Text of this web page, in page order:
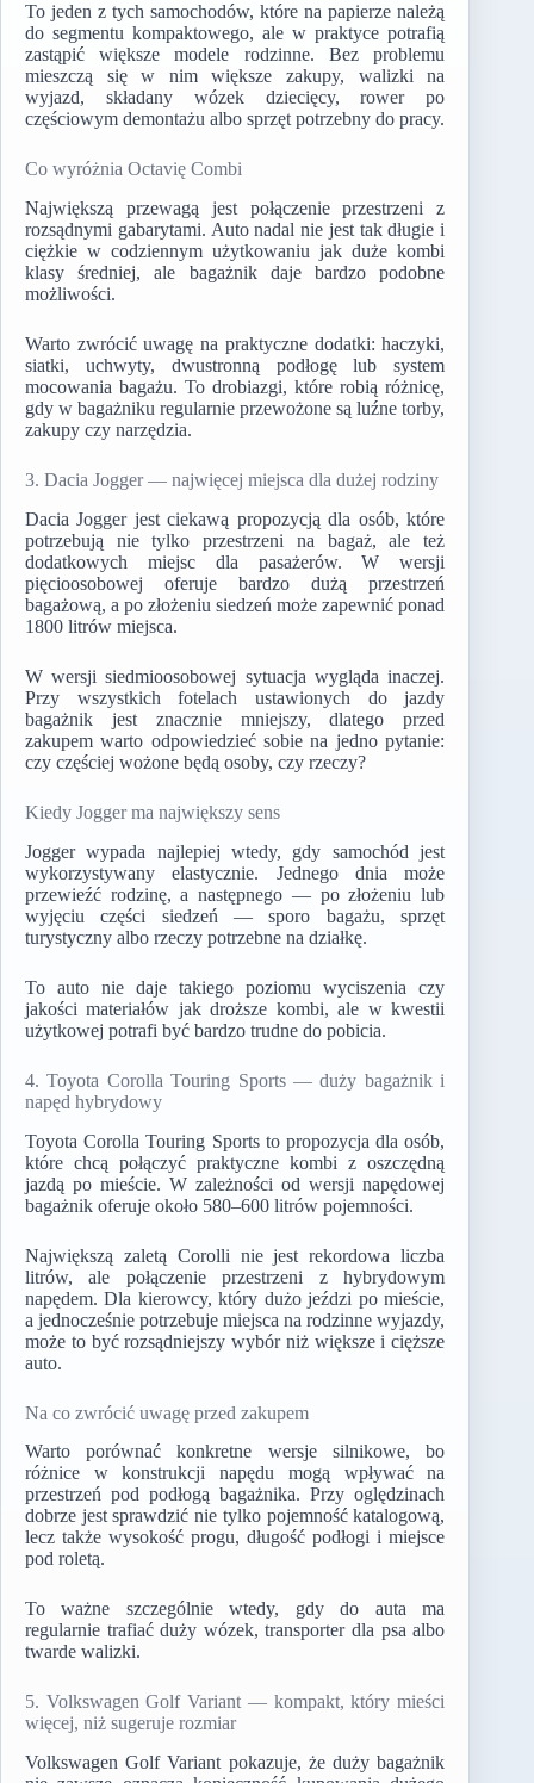
To jeden z tych samochodów, które na papierze należą
do segmentu kompaktowego, ale w praktyce potrafią
zastąpić większe modele rodzinne. Bez problemu
mieszczą się w nim większe zakupy, walizki na
wyjazd, składany wózek dziecięcy, rower po
częściowym demontażu albo sprzęt potrzebny do pracy.
Co wyróżnia Octavię Combi
Największą przewagą jest połączenie przestrzeni z
rozsądnymi gabarytami. Auto nadal nie jest tak długie i
ciężkie w codziennym użytkowaniu jak duże kombi
klasy średniej, ale bagażnik daje bardzo podobne
możliwości.
Warto zwrócić uwagę na praktyczne dodatki: haczyki,
siatki, uchwyty, dwustronną podłogę lub system
mocowania bagażu. To drobiazgi, które robią różnicę,
gdy w bagażniku regularnie przewożone są luźne torby,
zakupy czy narzędzia.
3. Dacia Jogger — najwięcej miejsca dla dużej rodziny
Dacia Jogger jest ciekawą propozycją dla osób, które
potrzebują nie tylko przestrzeni na bagaż, ale też
dodatkowych miejsc dla pasażerów. W wersji
pięcioosobowej oferuje bardzo dużą przestrzeń
bagażową, a po złożeniu siedzeń może zapewnić ponad
1800 litrów miejsca.
W wersji siedmioosobowej sytuacja wygląda inaczej.
Przy wszystkich fotelach ustawionych do jazdy
bagażnik jest znacznie mniejszy, dlatego przed
zakupem warto odpowiedzieć sobie na jedno pytanie:
czy częściej wożone będą osoby, czy rzeczy?
Kiedy Jogger ma największy sens
Jogger wypada najlepiej wtedy, gdy samochód jest
wykorzystywany elastycznie. Jednego dnia może
przewieźć rodzinę, a następnego — po złożeniu lub
wyjęciu części siedzeń — sporo bagażu, sprzęt
turystyczny albo rzeczy potrzebne na działkę.
To auto nie daje takiego poziomu wyciszenia czy
jakości materiałów jak droższe kombi, ale w kwestii
użytkowej potrafi być bardzo trudne do pobicia.
4. Toyota Corolla Touring Sports — duży bagażnik i
napęd hybrydowy
Toyota Corolla Touring Sports to propozycja dla osób,
które chcą połączyć praktyczne kombi z oszczędną
jazdą po mieście. W zależności od wersji napędowej
bagażnik oferuje około 580–600 litrów pojemności.
Największą zaletą Corolli nie jest rekordowa liczba
litrów, ale połączenie przestrzeni z hybrydowym
napędem. Dla kierowcy, który dużo jeździ po mieście,
a jednocześnie potrzebuje miejsca na rodzinne wyjazdy,
może to być rozsądniejszy wybór niż większe i cięższe
auto.
Na co zwrócić uwagę przed zakupem
Warto porównać konkretne wersje silnikowe, bo
różnice w konstrukcji napędu mogą wpływać na
przestrzeń pod podłogą bagażnika. Przy oględzinach
dobrze jest sprawdzić nie tylko pojemność katalogową,
lecz także wysokość progu, długość podłogi i miejsce
pod roletą.
To ważne szczególnie wtedy, gdy do auta ma
regularnie trafiać duży wózek, transporter dla psa albo
twarde walizki.
5. Volkswagen Golf Variant — kompakt, który mieści
więcej, niż sugeruje rozmiar
Volkswagen Golf Variant pokazuje, że duży bagażnik